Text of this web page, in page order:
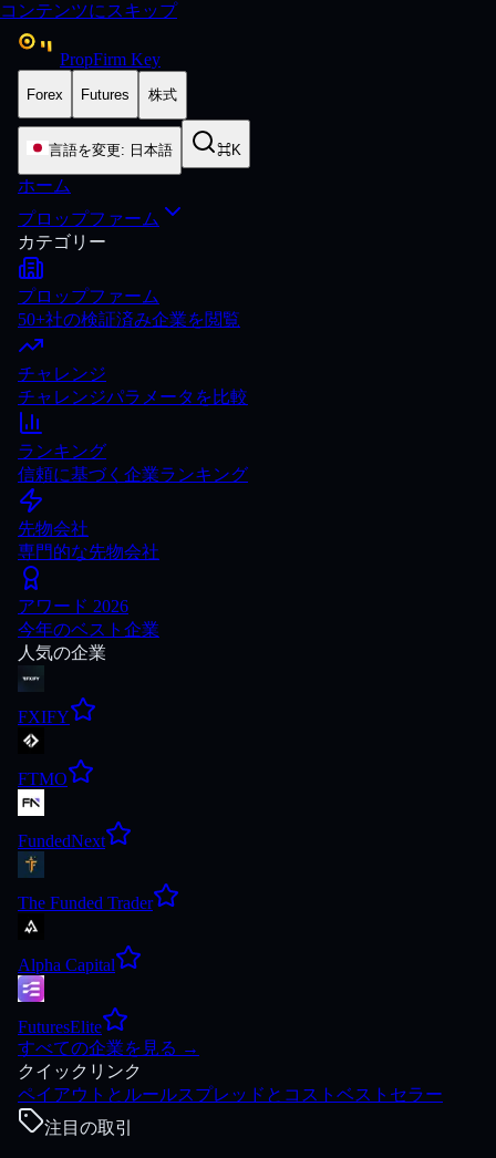
コンテンツにスキップ
PropFirm Key
Forex Futures 株式
言語を変更: 日本語 ⌘K
ホーム
プロップファーム
カテゴリー
プロップファーム
50+社の検証済み企業を閲覧
チャレンジ
チャレンジパラメータを比較
ランキング
信頼に基づく企業ランキング
先物会社
専門的な先物会社
アワード 2026
今年のベスト企業
人気の企業
FXIFY
FTMO
FundedNext
The Funded Trader
Alpha Capital
FuturesElite
すべての企業を見る →
クイックリンク
ペイアウトとルールスプレッドとコスト ベストセラー
注目の取引